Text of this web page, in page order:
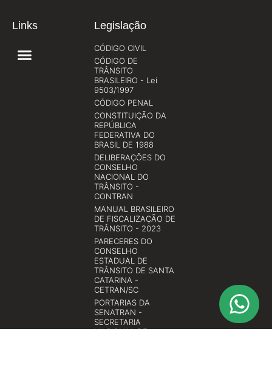
Links Legislação
CÓDIGO CIVIL
CÓDIGO DE
TRÂNSITO
BRASILEIRO - Lei
9503/1997
CÓDIGO PENAL
CONSTITUIÇÃO DA
REPÚBLICA
FEDERATIVA DO
BRASIL DE 1988
DELIBERAÇÕES DO
CONSELHO
NACIONAL DO
TRÂNSITO -
CONTRAN
MANUAL BRASILEIRO
DE FISCALIZAÇÃO DE
TRÂNSITO - 2023
PARECERES DO
CONSELHO
ESTADUAL DE
TRÂNSITO DE SANTA
CATARINA -
CETRAN/SC
PORTARIAS DA
SENATRAN -
SECRETARIA
NACIONAL DE